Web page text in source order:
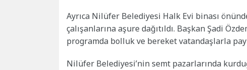
Ayrıca Nilüfer Belediyesi Halk Evi binası
çalışanlarına aşure dağıtıldı. Başkan Şadi
programda bolluk ve bereket vatandaşlarla
Nilüfer Belediyesi’nin semt pazarlarında